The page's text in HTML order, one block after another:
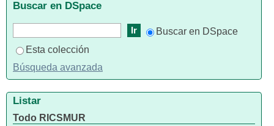
Buscar en DSpace
Buscar en DSpace
Esta colección
Búsqueda avanzada
Listar
Todo RICSMUR